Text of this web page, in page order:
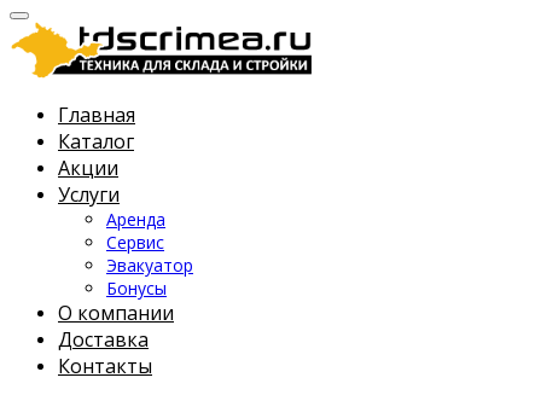
Главная
Каталог
Акции
Услуги
Аренда
Сервис
Эвакуатор
Бонусы
О компании
Доставка
Контакты